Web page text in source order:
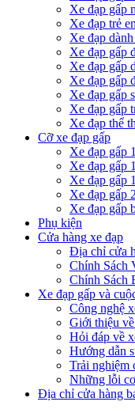
Xe đạp gấp
Xe đạp trẻ
Xe đạp
Xe đạp gấp
Xe đạp gấp
Xe đạp gấp
Xe đạp gấp
Xe đạp gấp
Xe đạp thể
Cỡ xe đạp gấp
Xe đạp gấp
Xe đạp gấp
Xe đạp gấp
Xe đạp gấp
Xe đạp gấp
Phụ kiện
Cửa hàng xe đạp
Địa chỉ cửa
Chính Sách
Chính Sách
Xe đạp gấp và
Công nghệ
Giới thiệu
Hỏi đáp về
Hướng dẫn
Trải nghiệm
Những lỗi
Địa chỉ cửa hàng